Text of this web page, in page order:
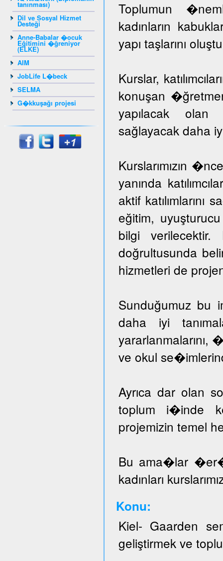
tanınması)
Dil ve Sosyal Hizmet
Desteği
Anne-Babalar �ocuk
Eğitimini �ğreniyor
(ELKE)
AIM
JobLife L�beck
SELMA
G�kkuşağı projesi
Toplumun
kadınların
yapı taşlarını
Kurslar,
konuşan
yapılacak olan
sağlayacak daha
Kurslarımızın
yanında
aktif
eğitim,
bilgi verilecektir.
doğrultusunda
hizmetleri de
Sunduğumuz bu
daha iyi
yararlanmalarını,
ve okul
Ayrıca dar olan
toplum i�inde
projemizin temel
Bu ama�lar
kadınları
Konu:
Kiel- Gaarden
geliştirmek ve